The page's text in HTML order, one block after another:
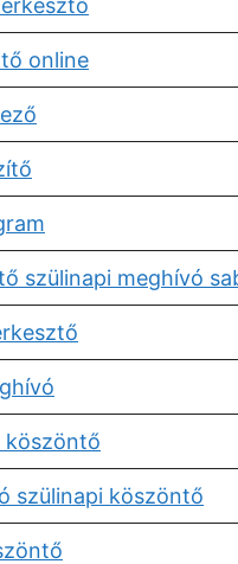
online
szülinapi meghívó
köszöntő
szülinapi köszöntő